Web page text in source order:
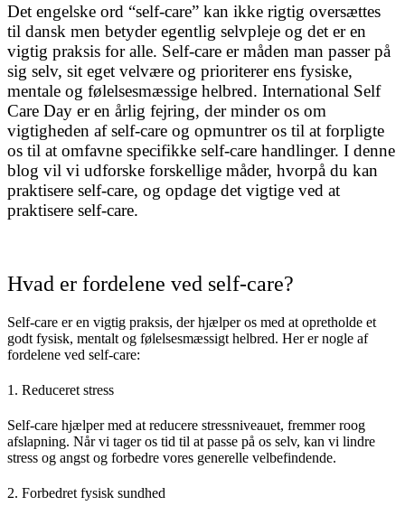
Det engelske ord “self-care” kan ikke rigtig oversættes
til dansk men betyder egentlig selvpleje og det er en
vigtig praksis for alle. Self-care er måden man passer på
sig selv, sit eget velvære og prioriterer ens fysiske,
mentale og følelsesmæssige helbred. International Self
Care Day er en årlig fejring, der minder os om
vigtigheden af self-care og opmuntrer os til at forpligte
os til at omfavne specifikke self-care handlinger. I denne
blog vil vi udforske forskellige måder, hvorpå du kan
praktisere self-care, og opdage det vigtige ved at
praktisere self-care.
Hvad er fordelene ved self-care?
Self-care er en vigtig praksis, der hjælper os med at opretholde et
godt fysisk, mentalt og følelsesmæssigt helbred. Her er nogle af
fordelene ved self-care:
1. Reduceret stress
Self-care hjælper med at reducere stressniveauet, fremmer roog
afslapning. Når vi tager os tid til at passe på os selv, kan vi lindre
stress og angst og forbedre vores generelle velbefindende.
2. Forbedret fysisk sundhed